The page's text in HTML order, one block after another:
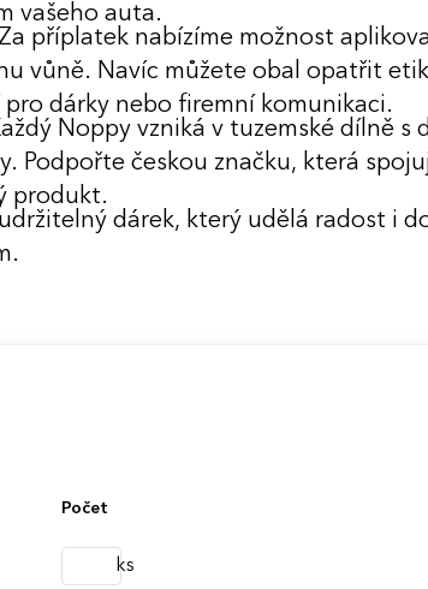
vašeho auta.
Za příplatek nabízíme možnost
vůně. Navíc můžete obal opatřit
dárky nebo firemní komunikaci.
Noppy vzniká v tuzemské dílně s
Podpořte českou značku, která
produkt.
dárek, který udělá radost i
Počet
ks